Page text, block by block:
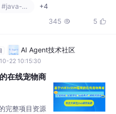
面与MySQL
/文档/调试服
+4
345  5 
AI Agent技术社区
22 10:15:30
在线宠物商
完整项目资源